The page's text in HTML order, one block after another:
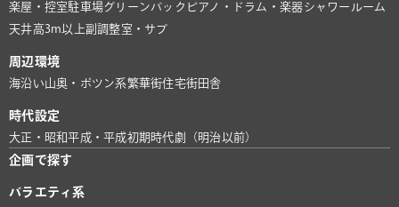
楽屋・控室駐車場グリーンバック ピアノ・ドラム・楽器シャワールーム
天井高3m以上副調整室・サブ
周辺環境
海沿い山奥・ポツン系繁華街住宅街田舎
時代設定
大正・昭和平成・平成初期時代劇（明治以前）
企画で探す
バラエティ系